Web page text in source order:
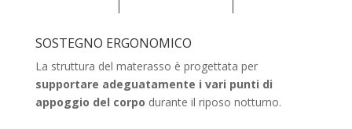
SOSTEGNO ERGONOMICO
La struttura del materasso è progettata per
supportare adeguatamente i vari punti di
appoggio del corpo durante il riposo notturno.